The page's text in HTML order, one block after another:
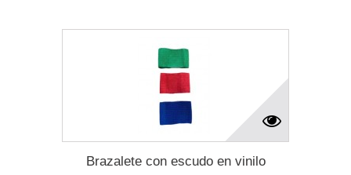
Brazalete con escudo en vinilo